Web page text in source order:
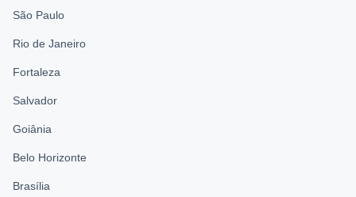
São Paulo
Rio de Janeiro
Fortaleza
Salvador
Goiânia
Belo Horizonte
Brasília